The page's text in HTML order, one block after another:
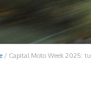
/ Capital Moto Week 2025: